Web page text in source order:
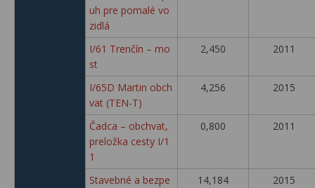
uh pre pomalé vo
zidlá
I/61 Trenčín – mo
st
2,450 2011
I/65D Martin obch
vat (TEN-T)
4,256 2015
Čadca – obchvat,
preložka cesty I/1
1
0,800 2011
Stavebné a bezpe
14,184 2015